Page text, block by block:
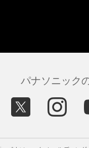
パナソニック